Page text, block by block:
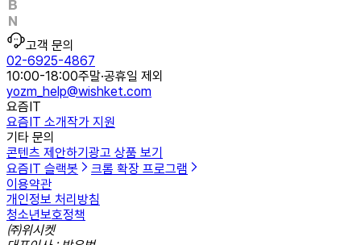
고객 문의
02-6925-4867
10:00-18:00주말·공휴일 제외
yozm_help@wishket.com
요즘IT
요즘IT 소개작가 지원
기타 문의
콘텐츠 제안하기광고 상품 보기
요즘IT 슬랙봇
크롬 확장 프로그램
이용약관
개인정보 처리방침
청소년보호정책
㈜위시켓